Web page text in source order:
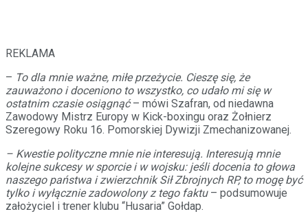
REKLAMA
– To dla mnie ważne, miłe przeżycie. Cieszę się, że
zauważono i doceniono to wszystko, co udało mi się w
ostatnim czasie osiągnąć– mówi Szafran, od niedawna
Zawodowy Mistrz Europy w Kick-boxingu oraz Żołnierz
Szeregowy Roku 16. Pomorskiej Dywizji Zmechanizowanej.
– Kwestie polityczne mnie nie interesują. Interesują mnie
kolejne sukcesy w sporcie i w wojsku: jeśli docenia to głowa
naszego państwa i zwierzchnik Sił Zbrojnych RP, to mogę być
tylko i wyłącznie zadowolony z tego faktu– podsumowuje
założyciel i trener klubu “Husaria” Gołdap.